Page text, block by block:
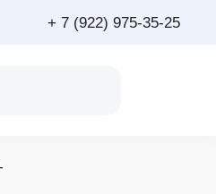
+ 7 (922) 975-35-25